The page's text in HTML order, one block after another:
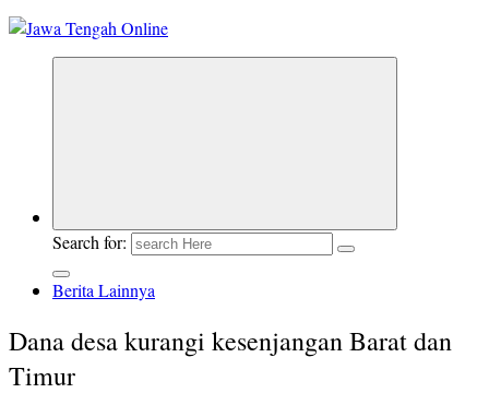
Search for:
Berita Lainnya
Dana desa kurangi kesenjangan Barat dan
Timur